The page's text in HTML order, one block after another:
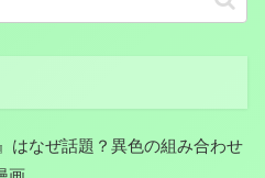
はなぜ話題？異色の組み合わせ